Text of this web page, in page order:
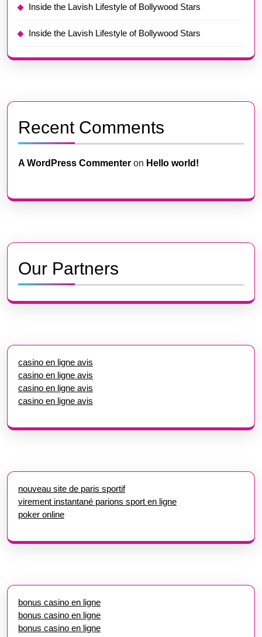
Inside the Lavish Lifestyle of Bollywood Stars
Inside the Lavish Lifestyle of Bollywood Stars
Recent Comments
A WordPress Commenter on Hello world!
Our Partners
casino en ligne avis
casino en ligne avis
casino en ligne avis
casino en ligne avis
nouveau site de paris sportif
virement instantané parions sport en ligne
poker online
bonus casino en ligne
bonus casino en ligne
bonus casino en ligne